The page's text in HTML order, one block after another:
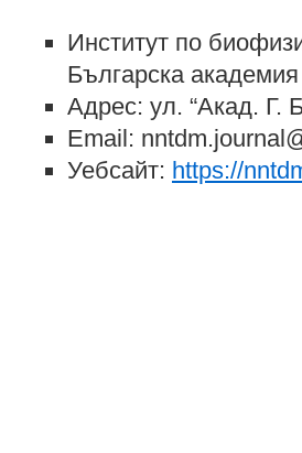
Институт по
Българска
Адрес: ул. “Акад. Г.
Email:
Уебсайт: https://